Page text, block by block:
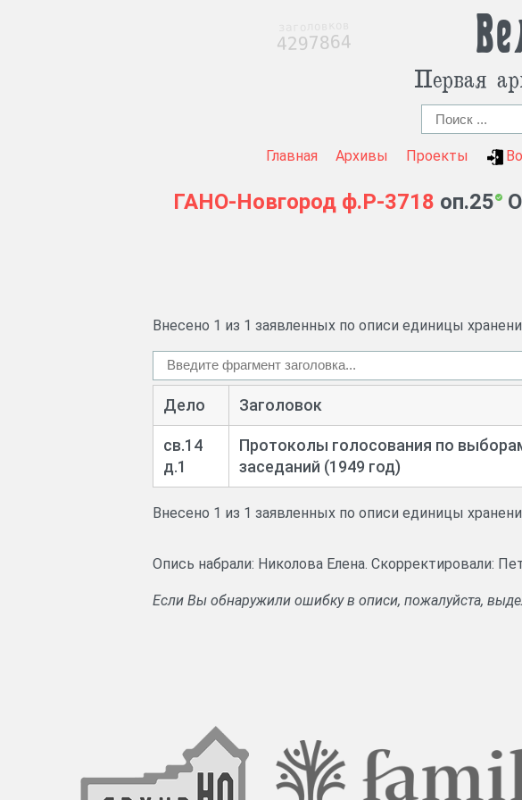
Первая
Главная Архивы Проекты
ГАНО-Новгород ф.Р-3718 оп.25
Внесено 1 из 1 заявленных по описи единицы
Дело Заголовок
св.14
д.1
Протоколы голосования по
заседаний (1949 год)
Внесено 1 из 1 заявленных по описи единицы
Опись набрали: Николова Елена. Скорректировали:
Если Вы обнаружили ошибку в описи, пожалуйста,
4297864